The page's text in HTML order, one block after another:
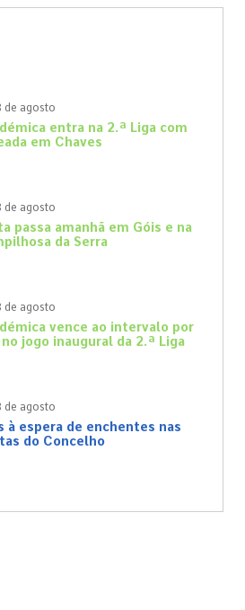
de agosto
entra na 2.ª Liga com
em Chaves
de agosto
passa amanhã em Góis e na
da Serra
de agosto
vence ao intervalo por
jogo inaugural da 2.ª Liga
de agosto
à espera de enchentes nas
do Concelho